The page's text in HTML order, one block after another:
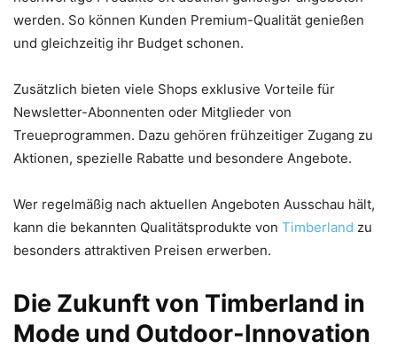
werden. So können Kunden Premium-Qualität genießen
und gleichzeitig ihr Budget schonen.
Zusätzlich bieten viele Shops exklusive Vorteile für
Newsletter-Abonnenten oder Mitglieder von
Treueprogrammen. Dazu gehören frühzeitiger Zugang zu
Aktionen, spezielle Rabatte und besondere Angebote.
Wer regelmäßig nach aktuellen Angeboten Ausschau hält,
kann die bekannten Qualitätsprodukte von Timberland zu
besonders attraktiven Preisen erwerben.
Die Zukunft von Timberland in
Mode und Outdoor-Innovation